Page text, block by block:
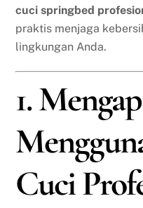
cuci springbed
praktis menjaga
lingkungan Anda.
1.
Cuci